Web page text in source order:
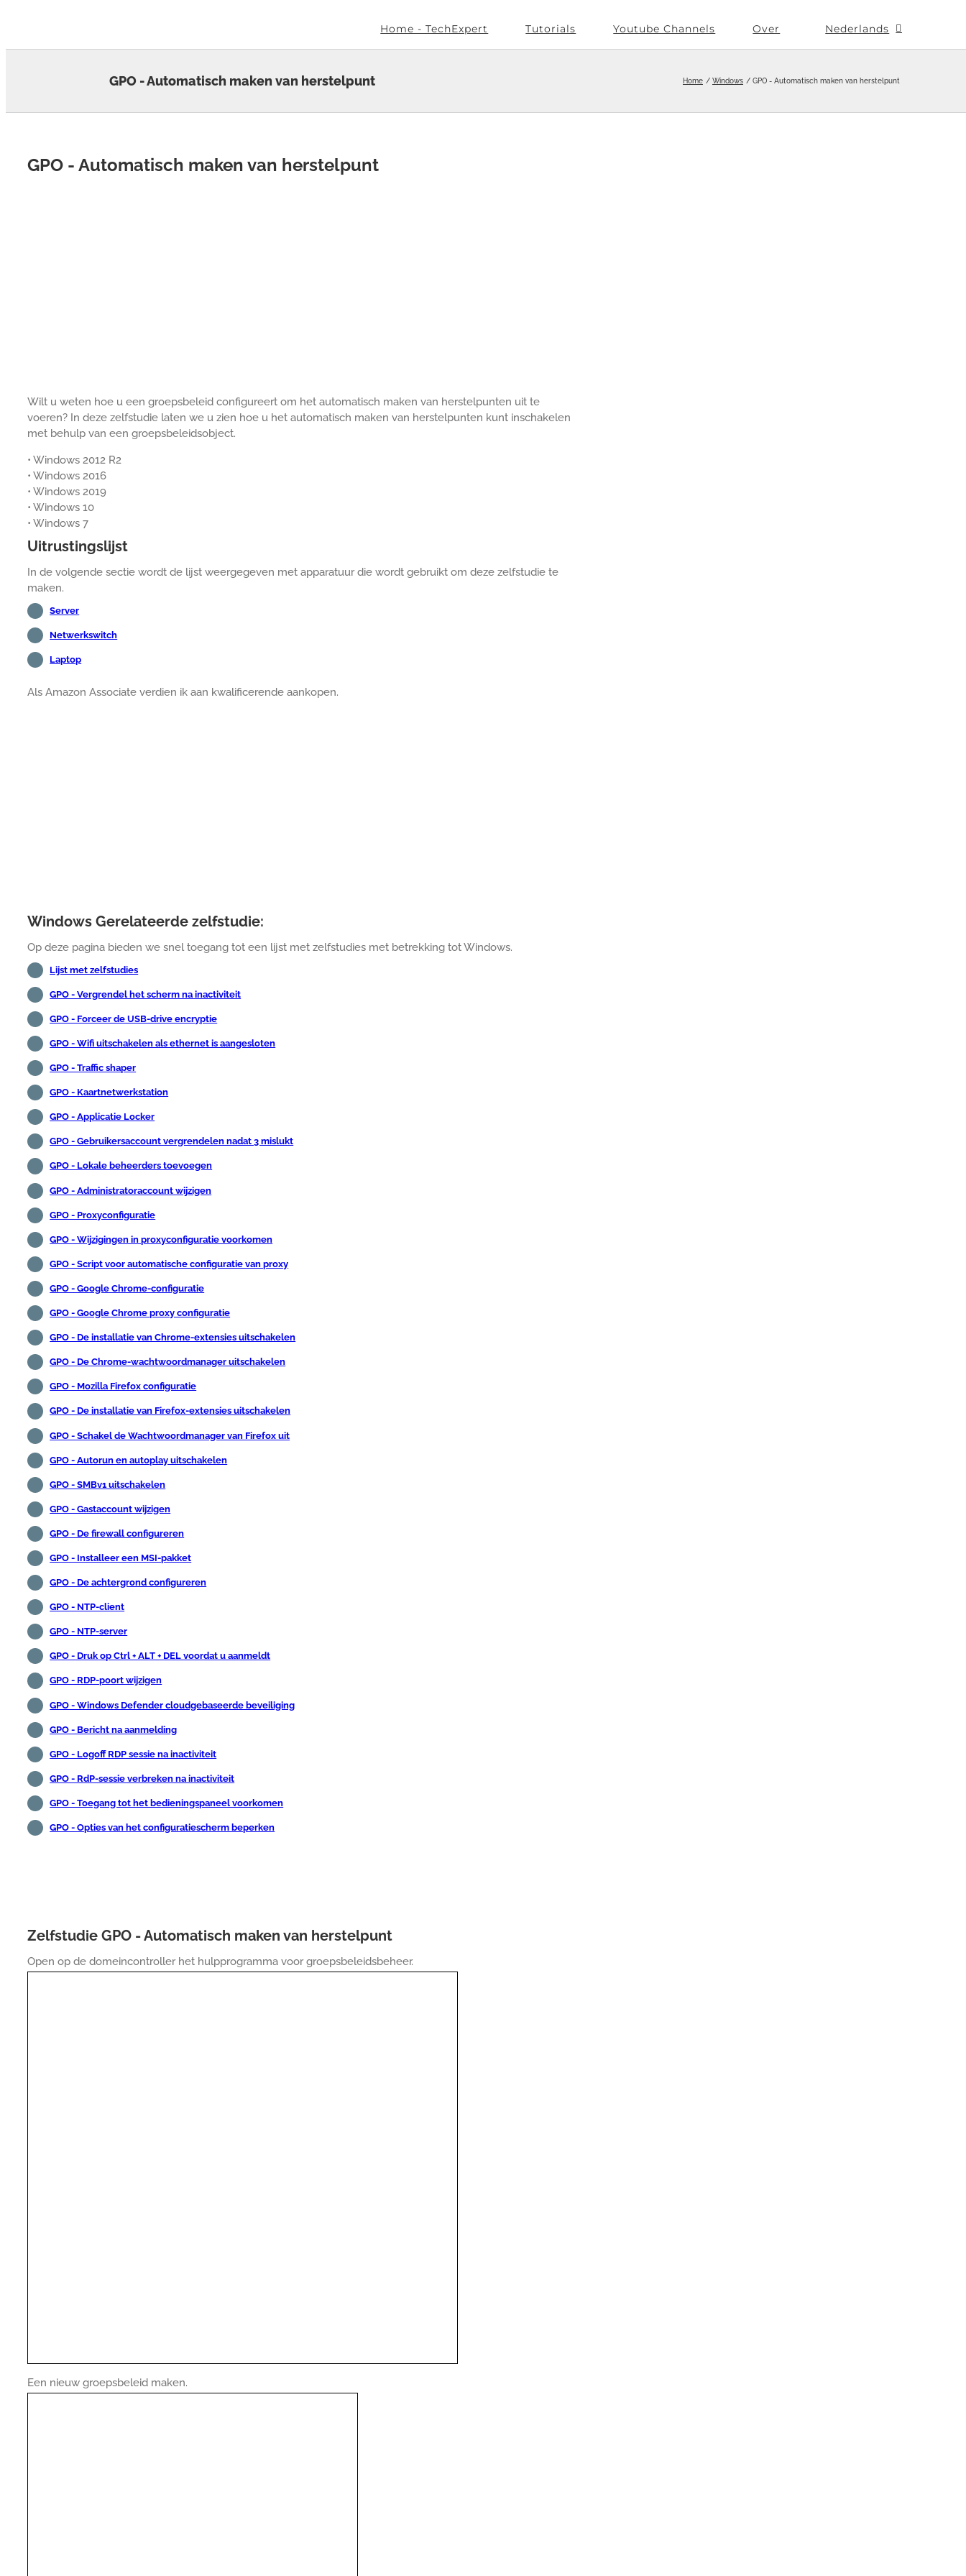
Home - TechExpert Tutorials Youtube Channels Over Nederlands
GPO - Automatisch maken van herstelpunt Home Windows GPO - Automatisch maken van herstelpunt
GPO - Automatisch maken van herstelpunt
Wilt u weten hoe u een groepsbeleid configureert om het automatisch maken van herstelpunten uit te
voeren? In deze zelfstudie laten we u zien hoe u het automatisch maken van herstelpunten kunt inschakelen
met behulp van een groepsbeleidsobject.
• Windows 2012 R2
• Windows 2016
• Windows 2019
• Windows 10
• Windows 7
Uitrustingslijst
In de volgende sectie wordt de lijst weergegeven met apparatuur die wordt gebruikt om deze zelfstudie te
maken.
Server
Netwerkswitch
Laptop
Als Amazon Associate verdien ik aan kwalificerende aankopen.
Windows Gerelateerde zelfstudie:
Op deze pagina bieden we snel toegang tot een lijst met zelfstudies met betrekking tot Windows.
Lijst met zelfstudies
GPO - Vergrendel het scherm na inactiviteit
GPO - Forceer de USB-drive encryptie
GPO - Wifi uitschakelen als ethernet is aangesloten
GPO - Traffic shaper
GPO - Kaartnetwerkstation
GPO - Applicatie Locker
GPO - Gebruikersaccount vergrendelen nadat 3 mislukt
GPO - Lokale beheerders toevoegen
GPO - Administratoraccount wijzigen
GPO - Proxyconfiguratie
GPO - Wijzigingen in proxyconfiguratie voorkomen
GPO - Script voor automatische configuratie van proxy
GPO - Google Chrome-configuratie
GPO - Google Chrome proxy configuratie
GPO - De installatie van Chrome-extensies uitschakelen
GPO - De Chrome-wachtwoordmanager uitschakelen
GPO - Mozilla Firefox configuratie
GPO - De installatie van Firefox-extensies uitschakelen
GPO - Schakel de Wachtwoordmanager van Firefox uit
GPO - Autorun en autoplay uitschakelen
GPO - SMBv1 uitschakelen
GPO - Gastaccount wijzigen
GPO - De firewall configureren
GPO - Installeer een MSI-pakket
GPO - De achtergrond configureren
GPO - NTP-client
GPO - NTP-server
GPO - Druk op Ctrl + ALT + DEL voordat u aanmeldt
GPO - RDP-poort wijzigen
GPO - Windows Defender cloudgebaseerde beveiliging
GPO - Bericht na aanmelding
GPO - Logoff RDP sessie na inactiviteit
GPO - RdP-sessie verbreken na inactiviteit
GPO - Toegang tot het bedieningspaneel voorkomen
GPO - Opties van het configuratiescherm beperken
Zelfstudie GPO - Automatisch maken van herstelpunt
Open op de domeincontroller het hulpprogramma voor groepsbeleidsbeheer.
Een nieuw groepsbeleid maken.